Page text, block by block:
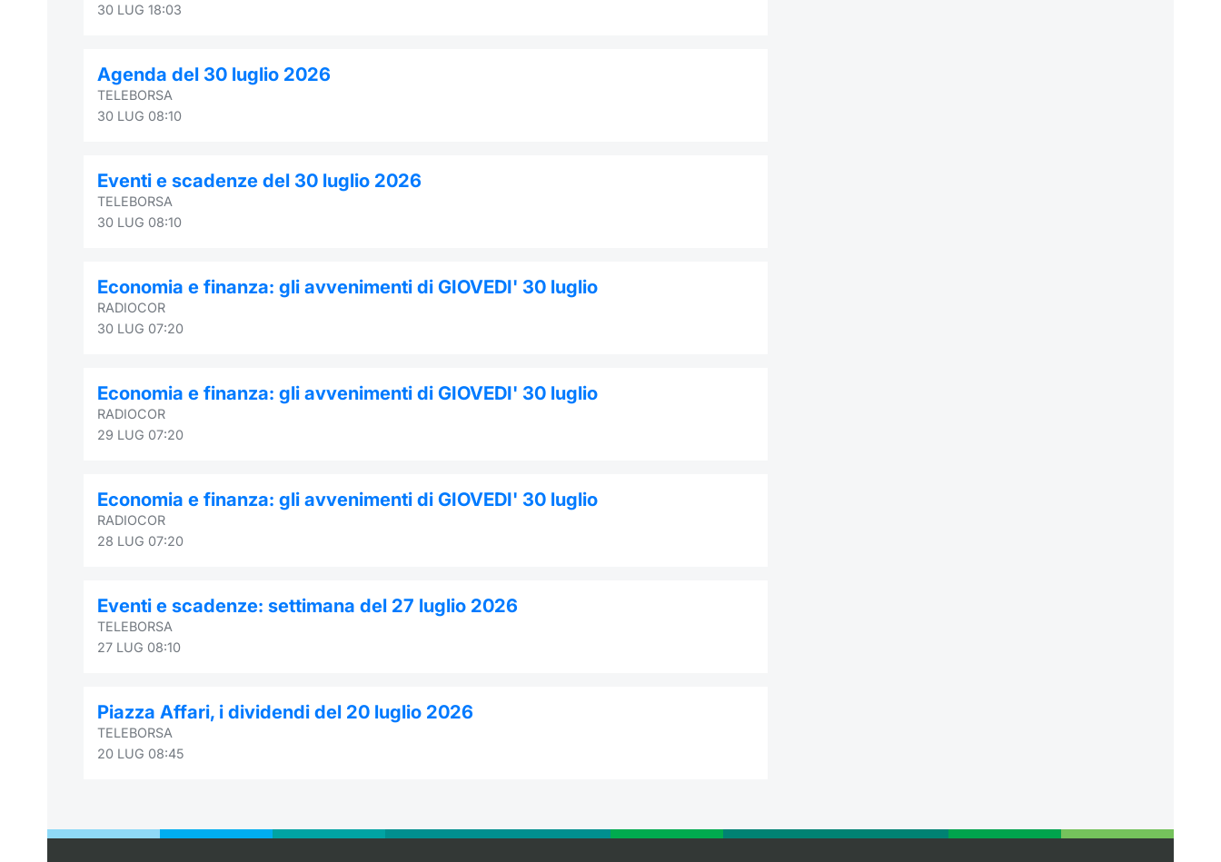
30 LUG 18:03
Agenda del 30 luglio 2026
TELEBORSA
30 LUG 08:10
Eventi e scadenze del 30 luglio 2026
TELEBORSA
30 LUG 08:10
Economia e finanza: gli avvenimenti di GIOVEDI' 30 luglio
RADIOCOR
30 LUG 07:20
Economia e finanza: gli avvenimenti di GIOVEDI' 30 luglio
RADIOCOR
29 LUG 07:20
Economia e finanza: gli avvenimenti di GIOVEDI' 30 luglio
RADIOCOR
28 LUG 07:20
Eventi e scadenze: settimana del 27 luglio 2026
TELEBORSA
27 LUG 08:10
Piazza Affari, i dividendi del 20 luglio 2026
TELEBORSA
20 LUG 08:45